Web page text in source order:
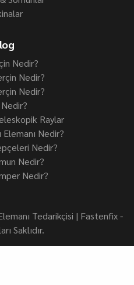
Nedir?
Nedir?
Nedir?
Raylar
Nedir?
Nedir?
Nedir?
Nedir?
Tedarikçisi | Fastenfix -
Saklıdır.